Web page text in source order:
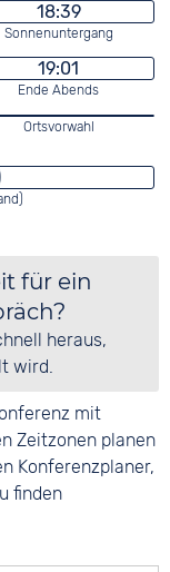
18:39
Sonnenuntergang
19:01
Ende Abends
Ortsvorwahl
für ein
heraus,
wird.
mit
Zeitzonen planen
Konferenzplaner,
finden